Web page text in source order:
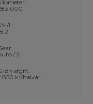
L:
/ 5
afgift:
kr/halvår